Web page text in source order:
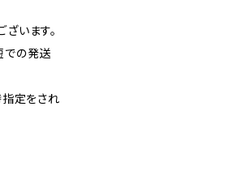
います。
での発送
定をされ